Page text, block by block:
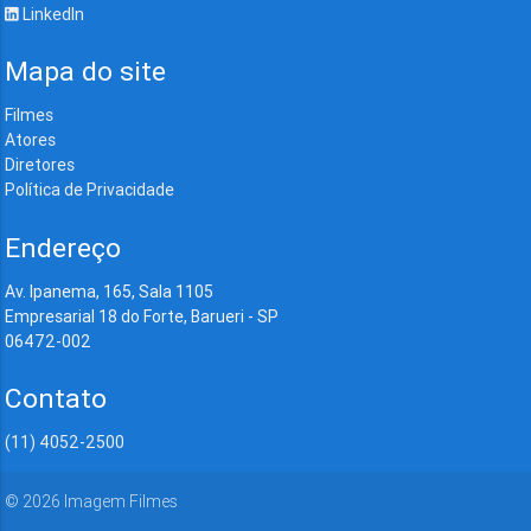
LinkedIn
Mapa do site
Filmes
Atores
Diretores
Política de Privacidade
Endereço
Av. Ipanema, 165, Sala 1105
Empresarial 18 do Forte, Barueri - SP
06472-002
Contato
(11) 4052-2500
© 2026 Imagem Filmes